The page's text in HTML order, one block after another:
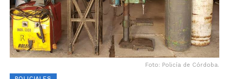
Foto: Policía de Córdoba.